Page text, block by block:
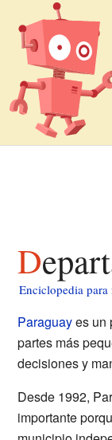
Enciclopedia para
Paraguayes un
partes más
decisiones y
Desde 1992,
importante